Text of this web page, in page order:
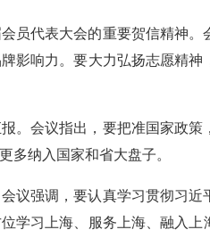
员代表大会的重要贺信精神
影响力。要大力弘扬志愿精
。会议指出，要把准国家政
多纳入国家和省大盘子。
议强调，要认真学习贯彻习
学习上海、服务上海、融入